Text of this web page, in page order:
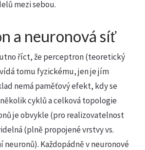
mezi sebou.
a neuronová síť
říct, že perceptron (teoretický
tomu fyzickému, jen je jím
nemá paměťový efekt, kdy se
cyklů a celková topologie
je obvykle (pro realizovatelnost
(plně propojené vrstvy vs.
neuronů). Každopádně v neuronové